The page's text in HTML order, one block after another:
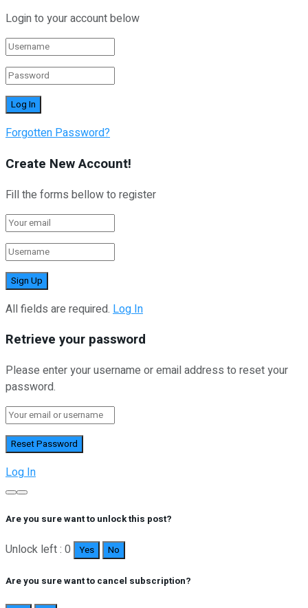
Login to your account below
Forgotten Password?
Create New Account!
Fill the forms bellow to register
All fields are required. Log In
Retrieve your password
Please enter your username or email address to reset your
password.
Log In
Are you sure want to unlock this post?
Unlock left : 0 Yes No
Are you sure want to cancel subscription?